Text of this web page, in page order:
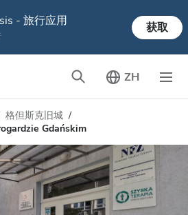
- 旅行应用 获取
ZH
格但斯克旧城
Gdańskim